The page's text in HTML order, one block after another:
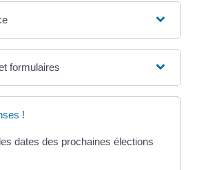
formulaires
!
dates des prochaines élections